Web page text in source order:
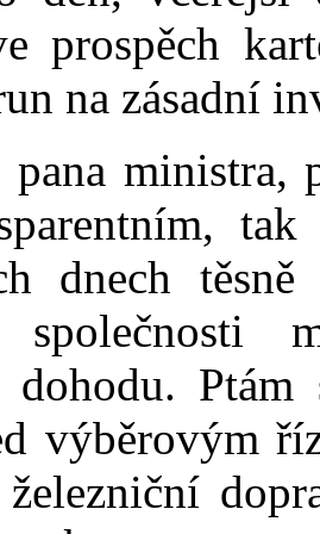
prospěch
na zásadní
pana
dnech
společnosti
dohodu.
výběrovým